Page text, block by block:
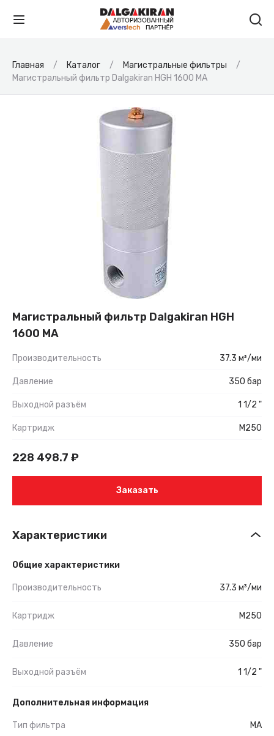
Главная Каталог
Магистральные фильтры
Магистральный фильтр Dalgakiran HGH 1600 MA
Магистральный фильтр Dalgakiran HGH
1600 MA
Производительность 37.3 м³/ми
Давление 350 бар
Выходной разъём 1 1/2 "
Картридж М250
228 498.7 ₽
Заказать
Характеристики
Общие характеристики
Производительность 37.3 м³/ми
Картридж М250
Давление 350 бар
Выходной разъём 1 1/2 "
Дополнительная информация
Тип фильтра MA